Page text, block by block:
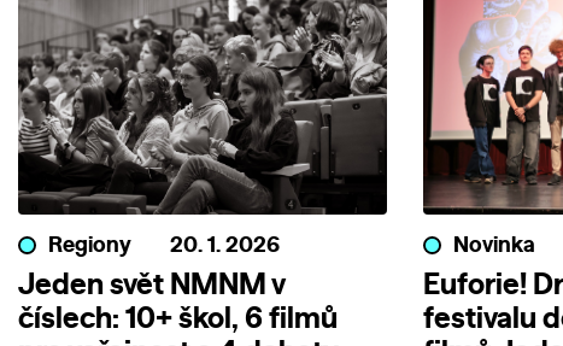
Regiony 20. 1. 2026
Jeden svět NMNM v
číslech: 10+ škol, 6 filmů
Novinka
Euforie!
festivalu